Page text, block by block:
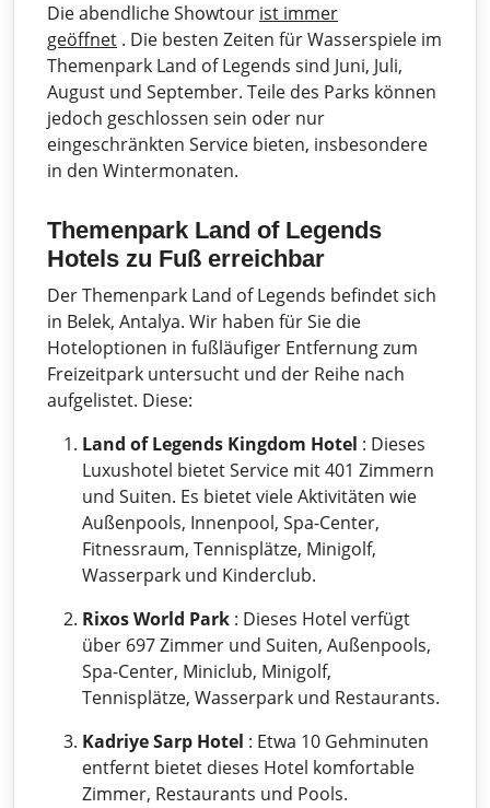
Die abendliche Showtour ist immer
geöffnet . Die besten Zeiten für Wasserspiele im
Themenpark Land of Legends sind Juni, Juli,
August und September. Teile des Parks können
jedoch geschlossen sein oder nur
eingeschränkten Service bieten, insbesondere
in den Wintermonaten.
Themenpark Land of Legends
Hotels zu Fuß erreichbar
Der Themenpark Land of Legends befindet sich
in Belek, Antalya. Wir haben für Sie die
Hoteloptionen in fußläufiger Entfernung zum
Freizeitpark untersucht und der Reihe nach
aufgelistet. Diese:
Land of Legends Kingdom Hotel : Dieses
Luxushotel bietet Service mit 401 Zimmern
und Suiten. Es bietet viele Aktivitäten wie
Außenpools, Innenpool, Spa-Center,
Fitnessraum, Tennisplätze, Minigolf,
Wasserpark und Kinderclub.
Rixos World Park : Dieses Hotel verfügt
über 697 Zimmer und Suiten, Außenpools,
Spa-Center, Miniclub, Minigolf,
Tennisplätze, Wasserpark und Restaurants.
Kadriye Sarp Hotel : Etwa 10 Gehminuten
entfernt bietet dieses Hotel komfortable
Zimmer, Restaurants und Pools.